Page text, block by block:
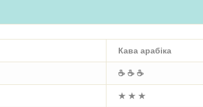
Кава арабіка
☕ ☕ ☕
★ ★ ★